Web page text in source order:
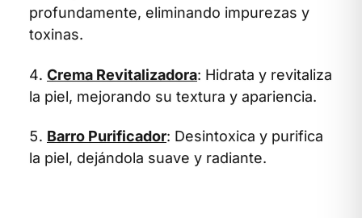
profundamente, eliminando impurezas y
toxinas.
Crema Revitalizadora: Hidrata y revitaliza
la piel, mejorando su textura y apariencia.
Barro Purificador: Desintoxica y purifica
la piel, dejándola suave y radiante.